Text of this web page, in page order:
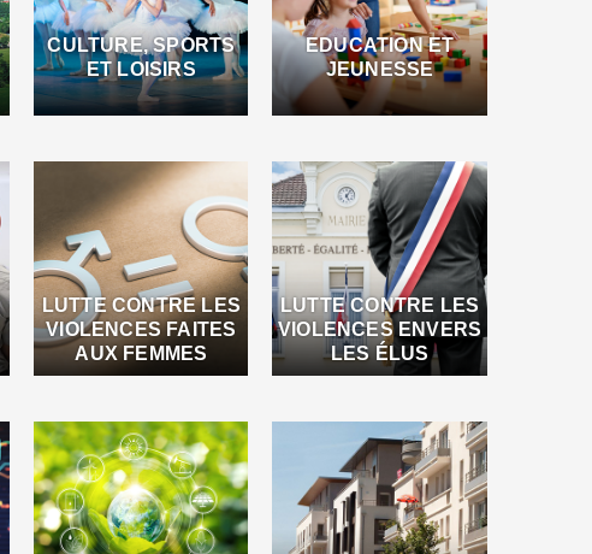
CULTURE, SPORTS
ET LOISIRS
EDUCATION ET
JEUNESSE
LUTTE CONTRE LES
VIOLENCES FAITES
AUX FEMMES
LUTTE CONTRE LES
VIOLENCES ENVERS
LES ÉLUS